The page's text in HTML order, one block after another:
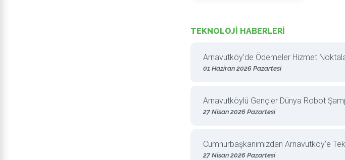
TEKNOLOJI HABERLERİ
Arnavutköy’de Ödemeler Hizmet
01 Haziran 2026 Pazartesi
Arnavutköylü Gençler Dünya Robot
27 Nisan 2026 Pazartesi
Cumhurbaşkanımızdan Arnavutköy’e
27 Nisan 2026 Pazartesi